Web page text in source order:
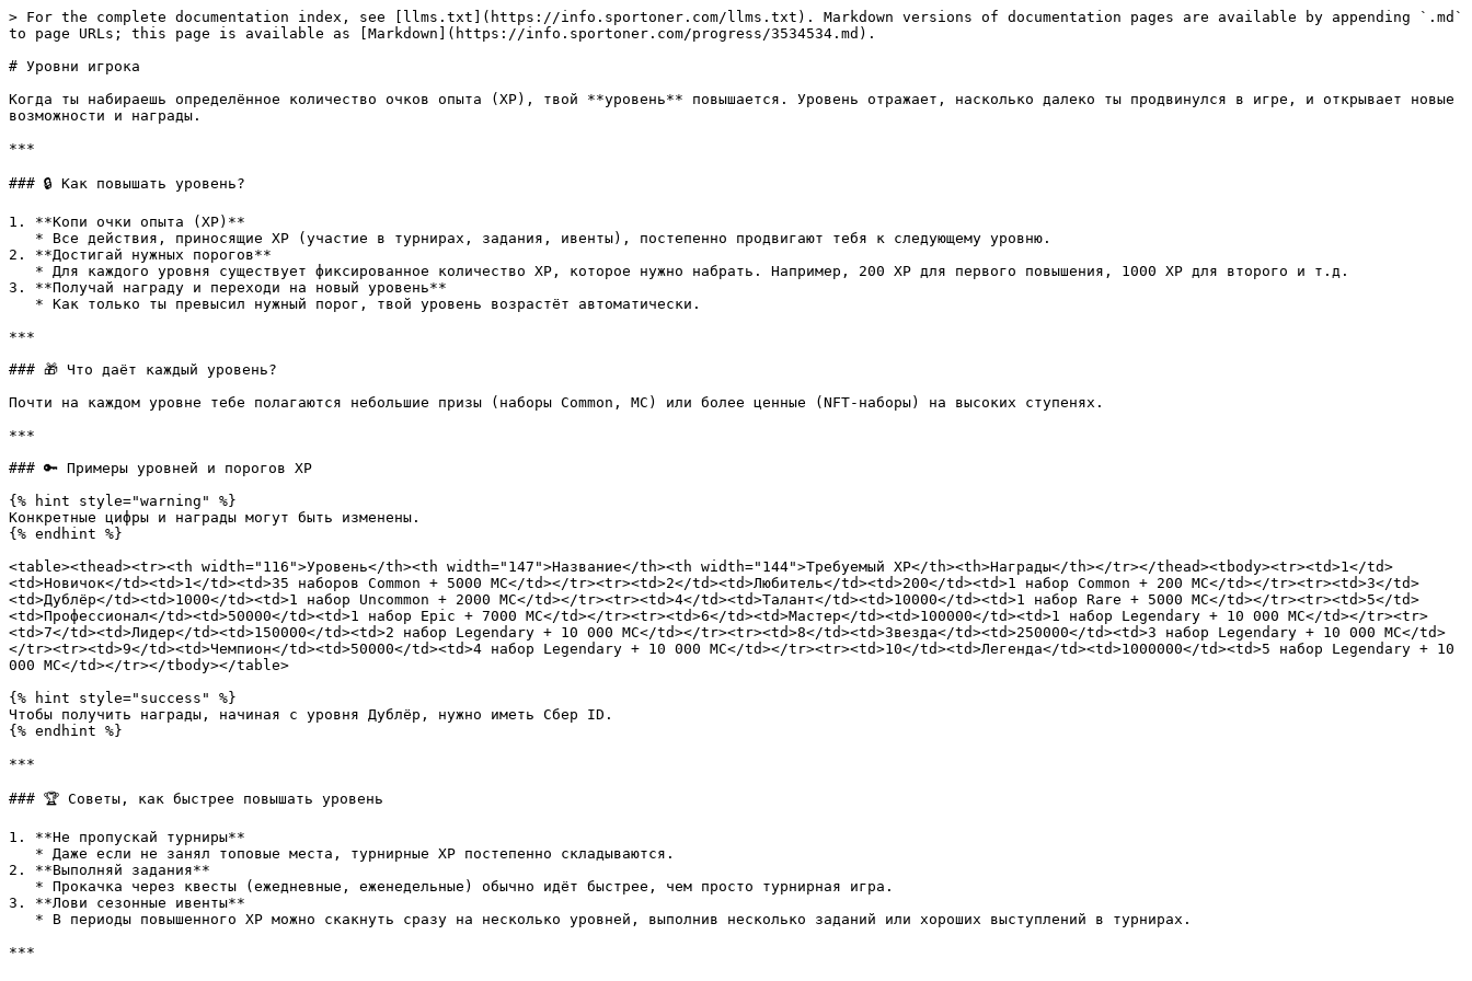
> For the complete documentation index, see [llms.txt](https://info.sportoner.com/llms.txt). Markdown versions of documentation pages are available by appending `.md`
to page URLs; this page is available as [Markdown](https://info.sportoner.com/progress/3534534.md).
# Уровни игрока
Когда ты набираешь определённое количество очков опыта (XP), твой **уровень** повышается. Уровень отражает, насколько далеко ты продвинулся в игре, и открывает новые
возможности и награды.
***
### 🔒 Как повышать уровень?
1. **Копи очки опыта (XP)**
2. **Достигай нужных порогов**
3. **Получай награду и переходи на новый уровень**
***
### 🎁 Что даёт каждый уровень?
Почти на каждом уровне тебе полагаются небольшие призы (наборы Common, MC) или более ценные (NFT-наборы) на высоких ступенях.
***
### 🔑 Примеры уровней и порогов XP
{% hint style="warning" %}
Конкретные цифры и награды могут быть изменены.
{% endhint %}
<table><thead><tr><th width="116">Уровень</th><th width="147">Название</th><th width="144">Требуемый XP</th><th>Награды</th></tr></thead><tbody><tr><td>1</td>
<td>Новичок</td><td>1</td><td>35 наборов Common + 5000 MC</td></tr><tr><td>2</td><td>Любитель</td><td>200</td><td>1 набор Common + 200 MC</td></tr><tr><td>3</td>
<td>Дублёр</td><td>1000</td><td>1 набор Uncommon + 2000 MC</td></tr><tr><td>4</td><td>Талант</td><td>10000</td><td>1 набор Rare + 5000 MC</td></tr><tr><td>5</td>
<td>Профессионал</td><td>50000</td><td>1 набор Epic + 7000 MC</td></tr><tr><td>6</td><td>Мастер</td><td>100000</td><td>1 набор Legendary + 10 000 MC</td></tr><tr>
<td>7</td><td>Лидер</td><td>150000</td><td>2 набор Legendary + 10 000 МС</td></tr><tr><td>8</td><td>Звезда</td><td>250000</td><td>3 набор Legendary + 10 000 МС</td>
</tr><tr><td>9</td><td>Чемпион</td><td>50000</td><td>4 набор Legendary + 10 000 МС</td></tr><tr><td>10</td><td>Легенда</td><td>1000000</td><td>5 набор Legendary + 10
000 МС</td></tr></tbody></table>
{% hint style="success" %}
Чтобы получить награды, начиная с уровня Дублёр, нужно иметь Сбер ID.
{% endhint %}
***
### 🏆 Советы, как быстрее повышать уровень
1. **Не пропускай турниры**
2. **Выполняй задания**
3. **Лови сезонные ивенты**